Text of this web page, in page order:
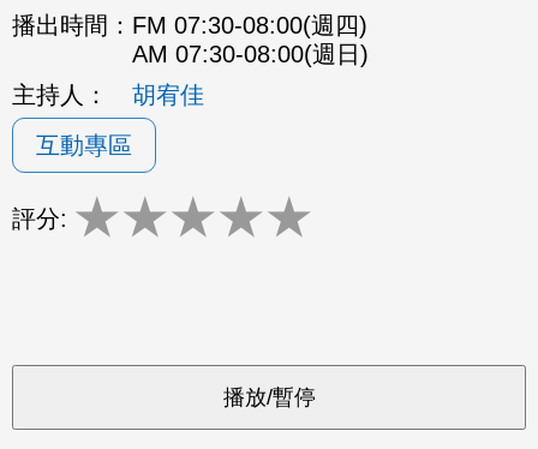
播出時間： FM 07:30-08:00(週四)
AM 07:30-08:00(週日)
主持人：
胡宥佳
互動專區
評分: ★★★★★